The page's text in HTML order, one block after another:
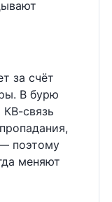
за счёт
В бурю
связь
поэтому
меняют